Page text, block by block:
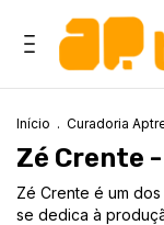
Início . Curadoria
Zé Crente
Zé Crente é um
se dedica à